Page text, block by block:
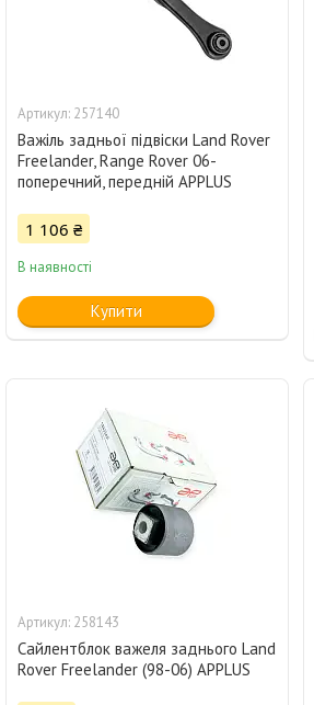
257140
Важіль задньої підвіски Land Rover
Freelander, Range Rover 06-
поперечний, передній APPLUS
1 106 ₴
В наявності
Купити
258143
Сайлентблок важеля заднього Land
Rover Freelander (98-06) APPLUS